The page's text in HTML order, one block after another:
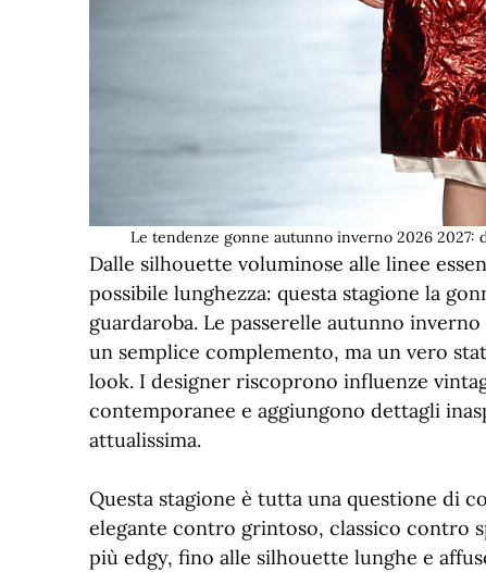
Le tendenze gonne autunno inverno 2026 2027:
Dalle silhouette voluminose alle linee
possibile lunghezza: questa stagione la
guardaroba. Le passerelle autunno
un semplice complemento, ma un vero
look. I designer riscoprono influenze
contemporanee e aggiungono dettagli
attualissima.
Questa stagione è tutta una questione di
elegante contro grintoso, classico contro
più edgy, fino alle silhouette lunghe e